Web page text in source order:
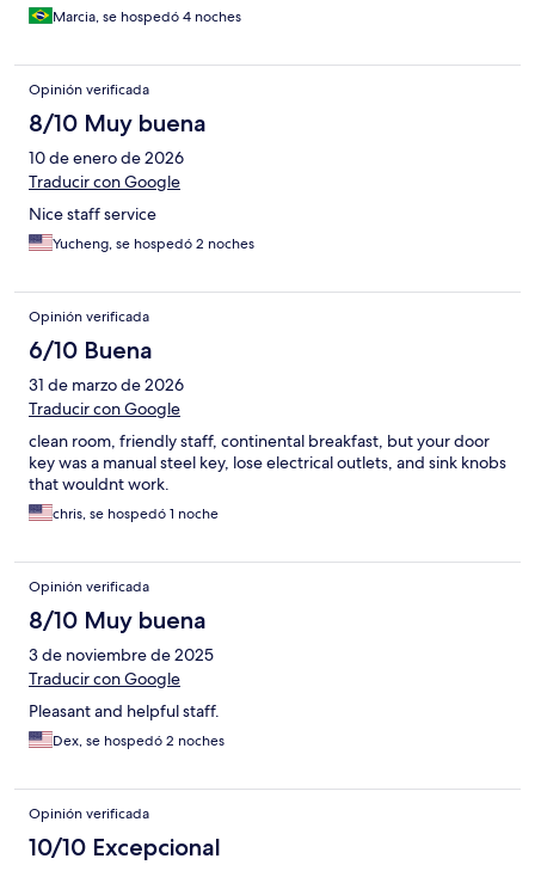
Marcia, se hospedó 4 noches
Opinión verificada
8/10 Muy buena
10 de enero de 2026
Traducir con Google
Nice staff service
Yucheng, se hospedó 2 noches
Opinión verificada
6/10 Buena
31 de marzo de 2026
Traducir con Google
clean room, friendly staff, continental breakfast, but your door
key was a manual steel key, lose electrical outlets, and sink knobs
that wouldnt work.
chris, se hospedó 1 noche
Opinión verificada
8/10 Muy buena
3 de noviembre de 2025
Traducir con Google
Pleasant and helpful staff.
Dex, se hospedó 2 noches
Opinión verificada
10/10 Excepcional